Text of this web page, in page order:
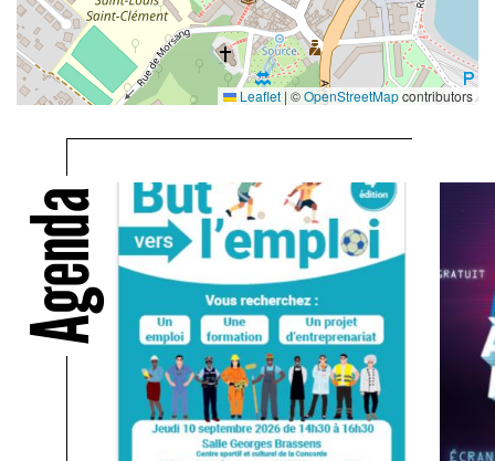
Leaflet | ©OpenStreetMapcontributors
Agenda